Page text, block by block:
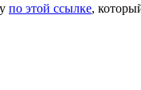
по этой ссылке,